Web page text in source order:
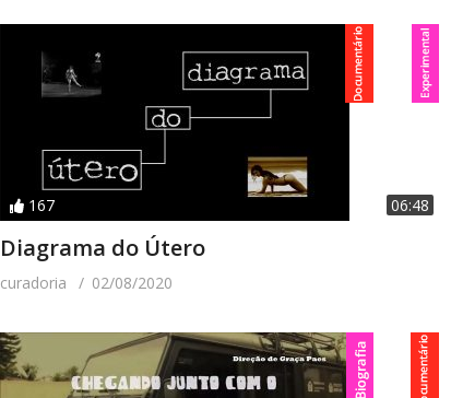
167 06:48
Diagrama do Útero
curadoria 02/08/2020